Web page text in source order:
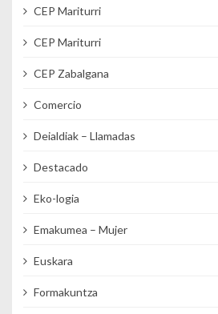
CEP Mariturri
CEP Mariturri
CEP Zabalgana
Comercio
Deialdiak – Llamadas
Destacado
Eko-logia
Emakumea – Mujer
Euskara
Formakuntza